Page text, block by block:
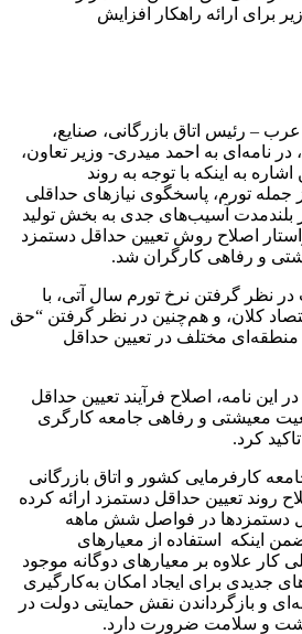
– رئیس اتاق بازرگانی، صنایع،
نامه‌ای به احمد میدری- وزیر تعاون،
به اینکه با توجه به روند
تورم، پاسخگوی نیازهای حداقلی
آسیب‌های جدی به بخش تولید
اصلاح روش تعیین حداقل دستمزد
و رفاهی کارگران شد.
نظر گرفتن نرخ تورم سال آتی، با
کلان، و هم‌چنین در نظر گرفتن “حق
مختلف در تعیین حداقل
این نامه، اصلاح فرآیند تعیین حداقل
معیشتی و رفاهی جامعه کارگری
کرد.
کارفرمایی کشور و اتاق بازرگانی
روند تعیین حداقل دستمزد ارائه کرده
دستمزدها در فواصل شش ماهه
اینکه استفاده از معیارهای
کار علاوه بر معیارهای دوگانه موجود
جدیدی برای ایجاد امکان به‌کارگیری
و بازگرداندن نقش حمایتی دولت در
و سلامت ضرورت دارد.